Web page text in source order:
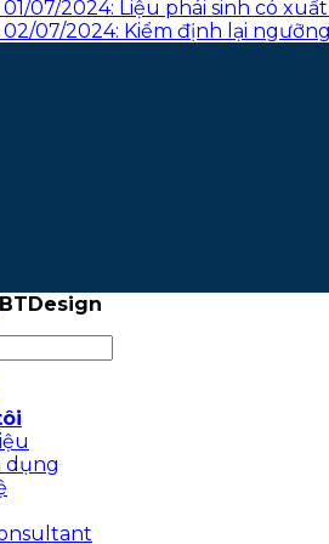
01/07/2024: Liệu phái sinh có
02/07/2024: Kiểm định lại
dụng